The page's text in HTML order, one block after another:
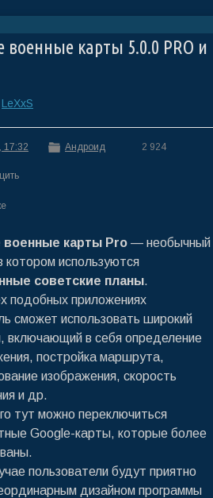
военные карты 5.0.0 PRO и
LeXxS
17:32 Андроид
2 924
военные карты Pro — необычный
котором используются
советские планы.
подобных приложениях
сможет использовать широкий
включающий в себя определение
постройка маршрута,
изображения, скорость
и др.
тут можно переключиться
Google-карты, которые более
пользователи будут приятно
дизайном программы